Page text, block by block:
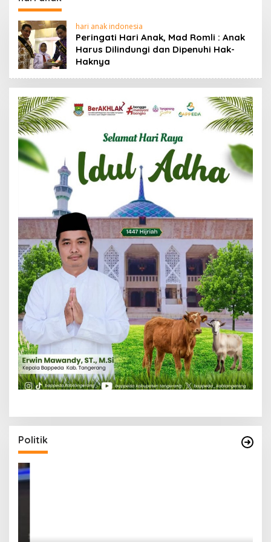
hari anak indonesia
Peringati Hari Anak, Mad Romli : Anak
Harus Dilindungi dan Dipenuhi Hak-
Haknya
Politik